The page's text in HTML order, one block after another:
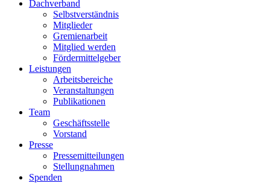
Dachverband
Selbstverständnis
Mitglieder
Gremienarbeit
Mitglied werden
Fördermittelgeber
Leistungen
Arbeitsbereiche
Veranstaltungen
Publikationen
Team
Geschäftsstelle
Vorstand
Presse
Pressemitteilungen
Stellungnahmen
Spenden